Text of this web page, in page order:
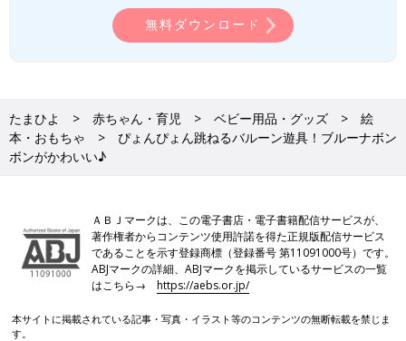
無料ダウンロード
たまひよ 赤ちゃん・育児 ベビー用品・グッズ
絵
本・おもちゃ
ぴょんぴょん跳ねるバルーン遊具！ブルーナボン
ボンがかわいい♪
ＡＢＪマークは、この電子書店・電子書籍配信サービスが、
著作権者からコンテンツ使用許諾を得た正規版配信サービス
であることを示す登録商標（登録番号 第11091000号）です。
ABJマークの詳細、ABJマークを掲示しているサービスの一覧
はこちら→https://aebs.or.jp/
本サイトに掲載されている記事・写真・イラスト等のコンテンツの無断転載を禁じま
す。